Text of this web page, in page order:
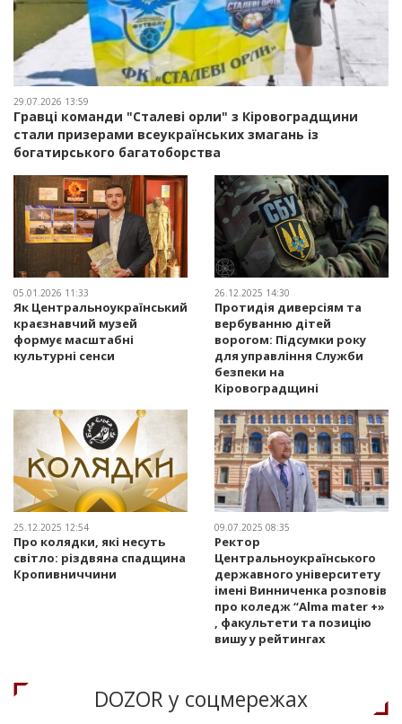
29.07.2026 13:59
Гравці команди "Сталеві орли" з Кіровоградщини
стали призерами всеукраїнських змагань із
богатирського багатоборства
05.01.2026 11:33
Як Центральноукраїнський
краєзнавчий музей
формує масштабні
культурні сенси
26.12.2025 14:30
Протидія диверсіям та
вербуванню дітей
ворогом: Підсумки року
для управління Служби
безпеки на
Кіровоградщині
25.12.2025 12:54
Про колядки, які несуть
світло: різдвяна спадщина
Кропивниччини
09.07.2025 08:35
Ректор
Центральноукраїнського
державного університету
імені Винниченка розповів
про коледж “Alma mater +»
, факультети та позицію
вишу у рейтингах
DOZOR у соцмережах